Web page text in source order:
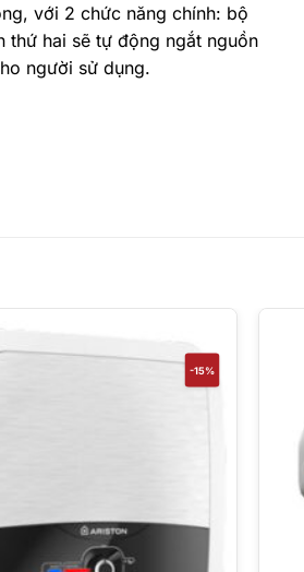
với 2 chức năng chính: bộ
thứ hai sẽ tự động ngắt nguồn
người sử dụng.
-15%